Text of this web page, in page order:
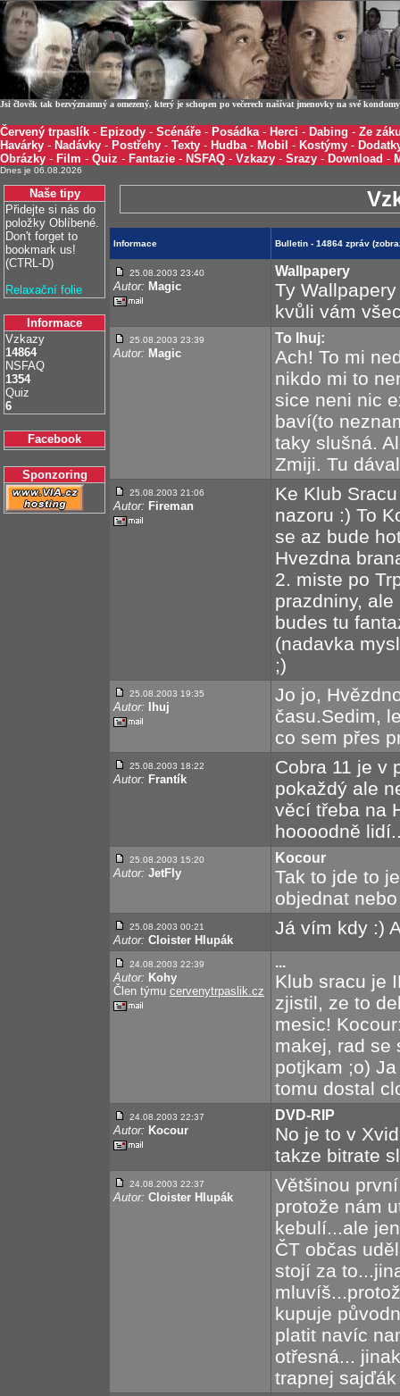
Jsi člověk tak bezvýznamný a omezený, který je schopen po večerech našívat jmenovky na své
Červený trpaslík - Epizody - Scénáře - Posádka- Herci - Dabing - Ze
Havárky - Nadávky - Postřehy - Texty - Hudba- Mobil - Kostýmy -
Obrázky - Film - Quiz - Fantazie - NSFAQ - Vzkazy - Srazy - Download -
Dnes je 06.08.2026
Naše tipy
Přidejte si nás do
položky Oblíbené.
Don't forget to
bookmark us!
(CTRL-D)
Relaxační folie
Informace
Vzkazy
14864
NSFAQ
1354
Quiz
6
Facebook
Sponzoring
Informace Bulletin - 14864 zpráv
25.08.2003 23:40
Autor: Magic
Wallpapery
Ty
kvůli vám
25.08.2003 23:39
Autor: Magic
To lhuj:
Ach! To mi
nikdo mi to
sice neni nic
baví(to
taky slušná.
Zmiji. Tu
25.08.2003 21:06
Autor: Fireman
Ke Klub
nazoru :) To
se az bude
Hvezdna
2. miste po
prazdniny,
budes tu
(nadavka
;)
25.08.2003 19:35
Autor: Ihuj
Jo jo,
času.Sedim,
co sem přes
25.08.2003 18:22
Autor: Frantík
Cobra 11 je v
pokaždý ale
věcí třeba na
hoooodně
25.08.2003 15:20
Autor: JetFly
Kocour
Tak to jde to
objednat
25.08.2003 00:21
Autor: Cloister Hlupák
Já vím kdy :)
24.08.2003 22:39
Autor: Kohy
Člen týmu cervenytrpaslik.cz
...
Klub sracu je
zjistil, ze to
mesic!
makej, rad se
potjkam ;o)
tomu dostal
24.08.2003 22:37
Autor: Kocour
DVD-RIP
No je to v
takze bitrate
24.08.2003 22:37
Autor: Cloister Hlupák
Většinou
protože nám
kebulí...ale
ČT občas
stojí za
kupuje
platit navíc
otřesná...
trapnej